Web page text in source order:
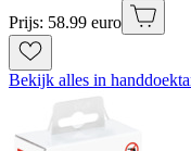
Prijs: 58.99 euro
Bekijk alles in